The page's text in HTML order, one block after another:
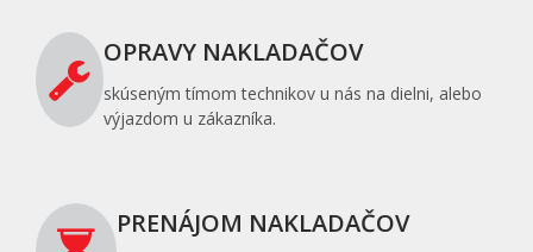
OPRAVY NAKLADAČOV
skúseným tímom technikov u nás na dielni, alebo
výjazdom u zákazníka.
PRENÁJOM NAKLADAČOV